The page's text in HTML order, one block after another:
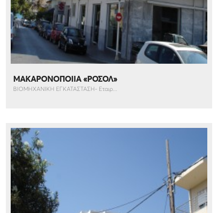
ΜΑΚΑΡΟΝΟΠΟΙΙΑ «ΡΟΣΟΛ»
ΒΙΟΜΗΧΑΝΙΚΗ ΕΓΚΑΤΑΣΤΑΣΗ- Εταιρ...